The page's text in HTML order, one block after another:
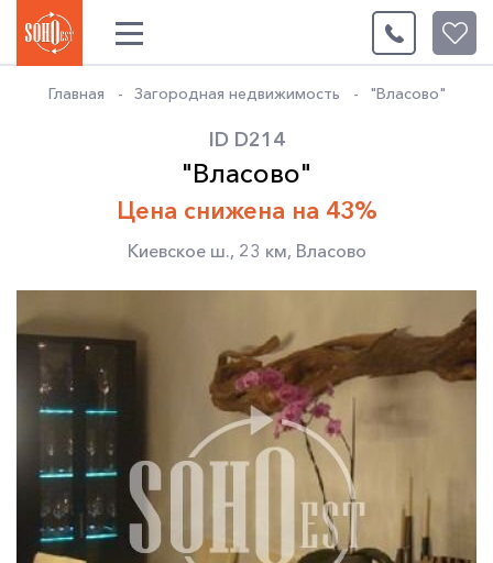
0
Главная Загородная недвижимость "Власово"
ID D214
"Власово"
Цена снижена на 43%
Киевское ш., 23 км, Власово